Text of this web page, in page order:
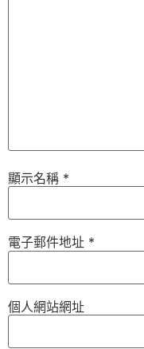
顯示名稱 *
電子郵件地址 *
個人網站網址